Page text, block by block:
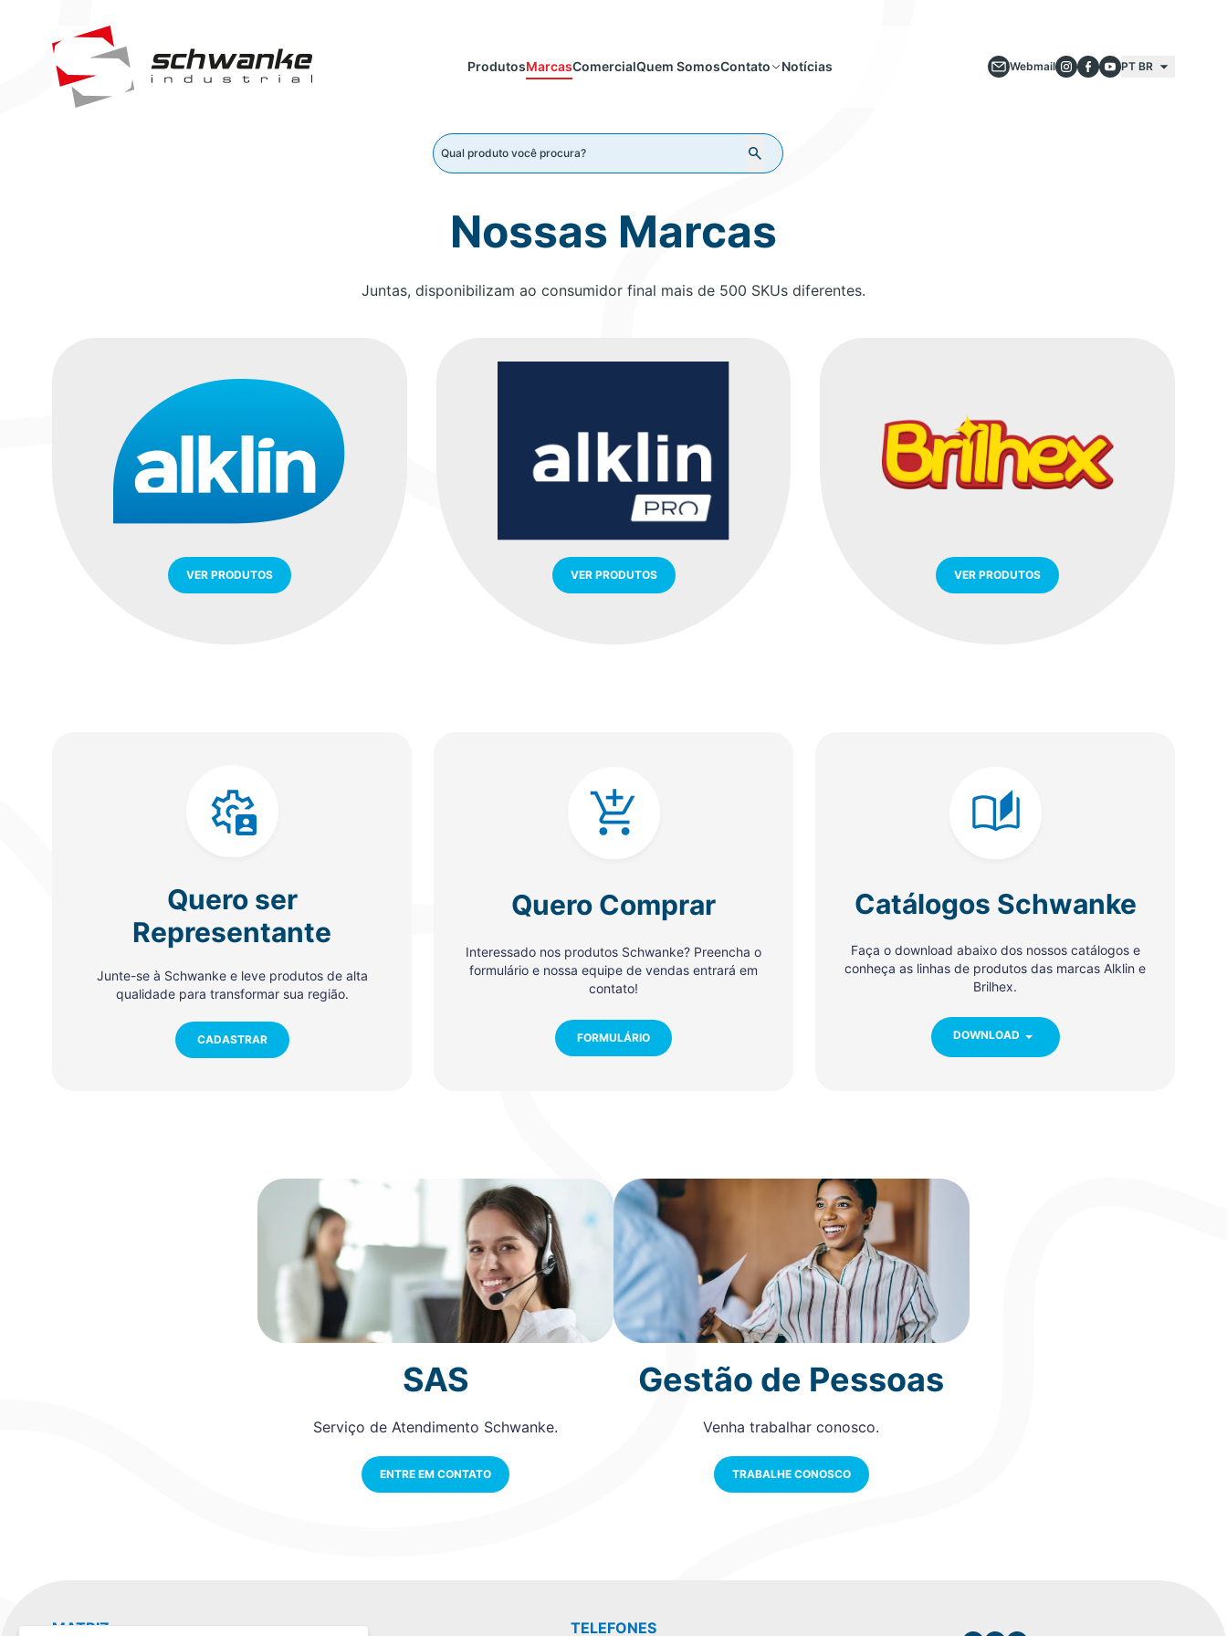
ProdutosMarcasComercialQuem SomosContato Notícias Webmail PT BR
Nossas Marcas
Juntas, disponibilizam ao consumidor final mais de 500 SKUs diferentes.
VER PRODUTOS VER PRODUTOS VER PRODUTOS
Quero ser
Representante
Junte-se à Schwanke e leve produtos de alta
qualidade para transformar sua região.
CADASTRAR
Quero Comprar
Interessado nos produtos Schwanke? Preencha o
formulário e nossa equipe de vendas entrará em
contato!
FORMULÁRIO
Catálogos Schwanke
Faça o download abaixo dos nossos catálogos e
conheça as linhas de produtos das marcas Alklin e
Brilhex.
DOWNLOAD
SAS
Serviço de Atendimento Schwanke.
ENTRE EM CONTATO
Gestão de Pessoas
Venha trabalhar conosco.
TRABALHE CONOSCO
MATRIZ TELEFONES